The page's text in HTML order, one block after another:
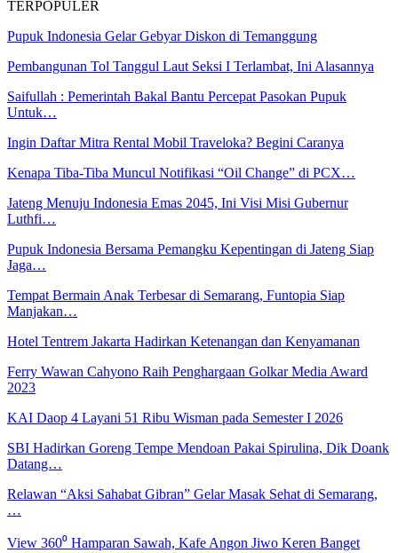
TERPOPULER
Pupuk Indonesia Gelar Gebyar Diskon di Temanggung
Pembangunan Tol Tanggul Laut Seksi I Terlambat, Ini Alasannya
Saifullah : Pemerintah Bakal Bantu Percepat Pasokan Pupuk
Untuk…
Ingin Daftar Mitra Rental Mobil Traveloka? Begini Caranya
Kenapa Tiba-Tiba Muncul Notifikasi “Oil Change” di PCX…
Jateng Menuju Indonesia Emas 2045, Ini Visi Misi Gubernur
Luthfi…
Pupuk Indonesia Bersama Pemangku Kepentingan di Jateng Siap
Jaga…
Tempat Bermain Anak Terbesar di Semarang, Funtopia Siap
Manjakan…
Hotel Tentrem Jakarta Hadirkan Ketenangan dan Kenyamanan
Ferry Wawan Cahyono Raih Penghargaan Golkar Media Award
2023
KAI Daop 4 Layani 51 Ribu Wisman pada Semester I 2026
SBI Hadirkan Goreng Tempe Mendoan Pakai Spirulina, Dik Doank
Datang…
Relawan “Aksi Sahabat Gibran” Gelar Masak Sehat di Semarang,
…
View 360⁰ Hamparan Sawah, Kafe Angon Jiwo Keren Banget